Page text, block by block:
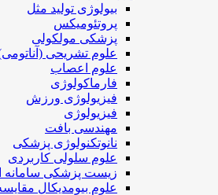
بیولوژی تولید مثل
پروتئومیکس
پزشکی مولکولی
علوم تشریحی
علوم اعصاب
فارماکولوژی
فیزیولوژی ورزش
فیزیولوژی
مهندسی بافت
نانوتکنولوژی پزشکی
علوم سلولی کاربردی
زیست پزشکی سامانه
علوم بیومدیکال